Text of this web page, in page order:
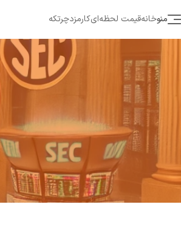
چرتکهکارمزدقیمت لحظه‌ایخانهمنو